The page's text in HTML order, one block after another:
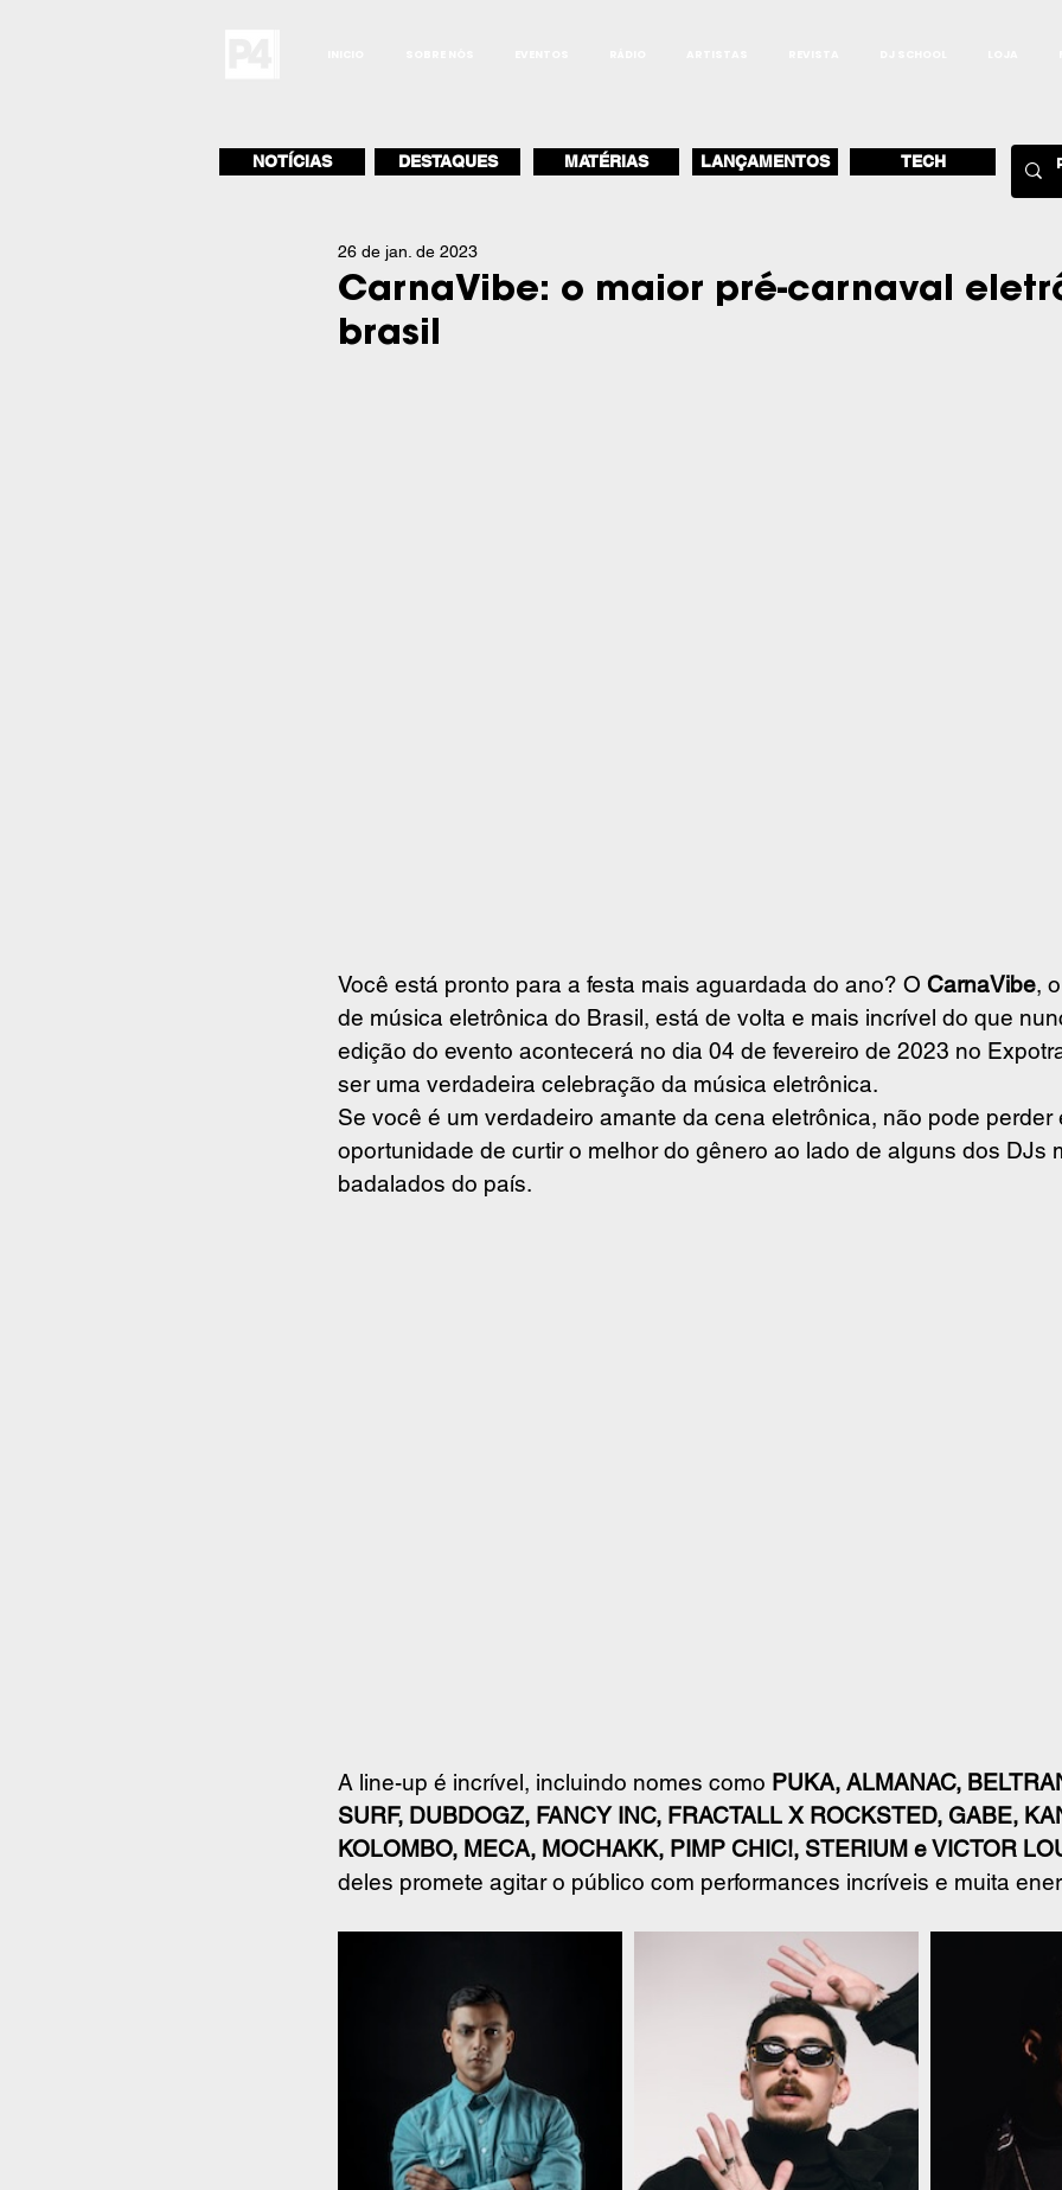
NOTÍCIAS DESTAQUES MATÉRIAS LANÇAMENTOS TECH
CarnaVibe: o maior pré-carnaval
brasil
26 de jan. de 2023
Você está pronto para a festa mais aguardada do ano? O CarnaVibe,
de música eletrônica do Brasil, está de volta e mais incrível do que
edição do evento acontecerá no dia 04 de fevereiro de 2023 no
ser uma verdadeira celebração da música eletrônica.
Se você é um verdadeiro amante da cena eletrônica, não pode perder
oportunidade de curtir o melhor do gênero ao lado de alguns dos DJs
badalados do país.
A line-up é incrível, incluindo nomes como PUKA, ALMANAC,
SURF, DUBDOGZ, FANCY INC, FRACTALL X ROCKSTED, GABE,
KOLOMBO, MECA, MOCHAKK, PIMP CHIC!, STERIUM e VICTOR
deles promete agitar o público com performances incríveis e muita